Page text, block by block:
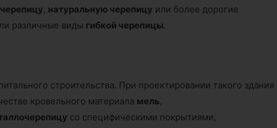
, натуральную черепицу или более дорогие
различные виды гибкой черепицы.
строительства. При проектировании такого здания
кровельного материала мель
со специфическими покрытиями,